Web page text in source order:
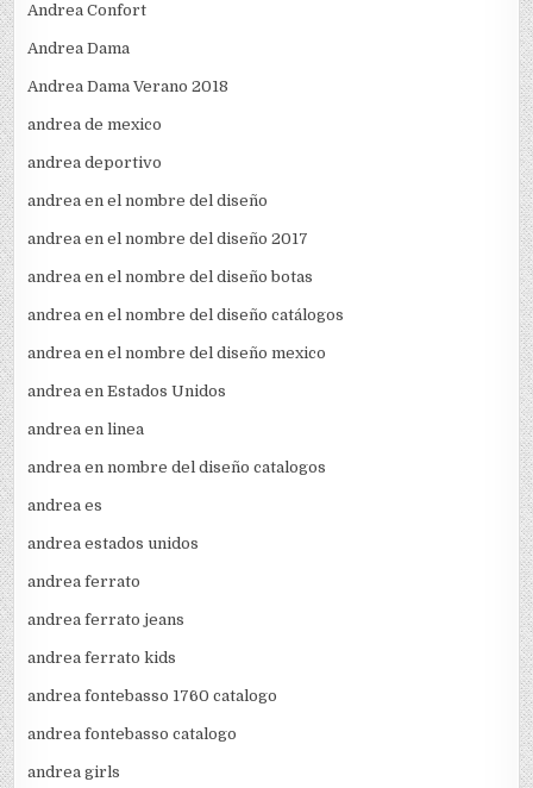
Andrea Confort
Andrea Dama
Andrea Dama Verano 2018
andrea de mexico
andrea deportivo
andrea en el nombre del diseño
andrea en el nombre del diseño 2017
andrea en el nombre del diseño botas
andrea en el nombre del diseño catálogos
andrea en el nombre del diseño mexico
andrea en Estados Unidos
andrea en linea
andrea en nombre del diseño catalogos
andrea es
andrea estados unidos
andrea ferrato
andrea ferrato jeans
andrea ferrato kids
andrea fontebasso 1760 catalogo
andrea fontebasso catalogo
andrea girls